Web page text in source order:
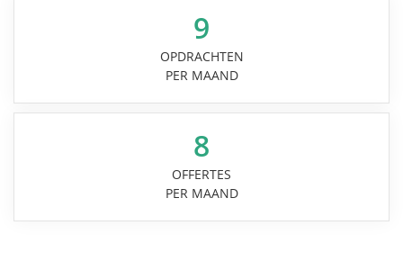
9
OPDRACHTEN
PER MAAND
8
OFFERTES
PER MAAND